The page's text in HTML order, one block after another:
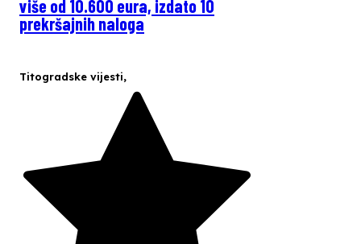
više od 10.600 eura, izdato 10
prekršajnih naloga
Titogradske vijesti,